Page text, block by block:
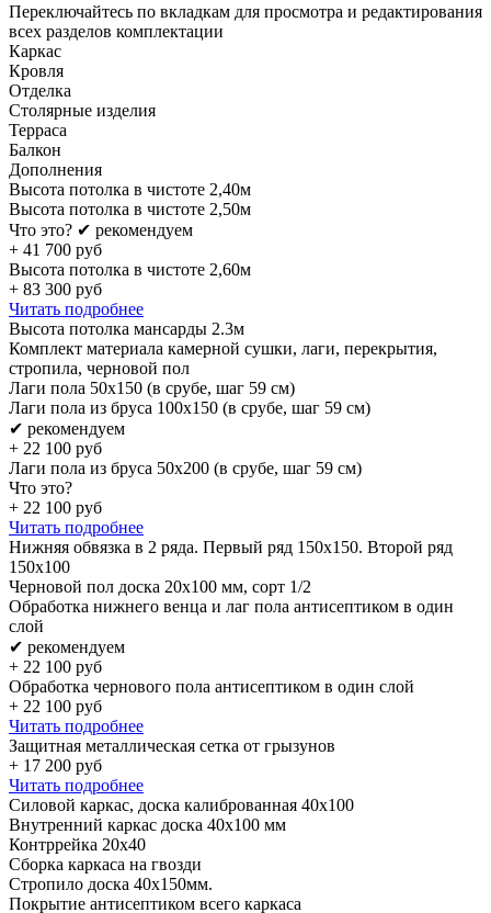
Переключайтесь по вкладкам для просмотра и редактирования
всех разделов комплектации
Каркас
Кровля
Отделка
Столярные изделия
Терраса
Балкон
Дополнения
Высота потолка в чистоте 2,40м
Высота потолка в чистоте 2,50м
Что это? ✔ рекомендуем
+ 41 700 руб
Высота потолка в чистоте 2,60м
+ 83 300 руб
Читать подробнее
Высота потолка мансарды 2.3м
Комплект материала камерной сушки, лаги, перекрытия,
стропила, черновой пол
Лаги пола 50х150 (в срубе, шаг 59 см)
Лаги пола из бруса 100х150 (в срубе, шаг 59 см)
✔ рекомендуем
+ 22 100 руб
Лаги пола из бруса 50х200 (в срубе, шаг 59 см)
Что это?
+ 22 100 руб
Читать подробнее
Нижняя обвязка в 2 ряда. Первый ряд 150x150. Второй ряд
150x100
Черновой пол доска 20х100 мм, сорт 1/2
Обработка нижнего венца и лаг пола антисептиком в один
слой
✔ рекомендуем
+ 22 100 руб
Обработка чернового пола антисептиком в один слой
+ 22 100 руб
Читать подробнее
Защитная металлическая сетка от грызунов
+ 17 200 руб
Читать подробнее
Силовой каркас, доска калиброванная 40х100
Внутренний каркас доска 40х100 мм
Контррейка 20х40
Сборка каркаса на гвозди
Стропило доска 40x150мм.
Покрытие антисептиком всего каркаса